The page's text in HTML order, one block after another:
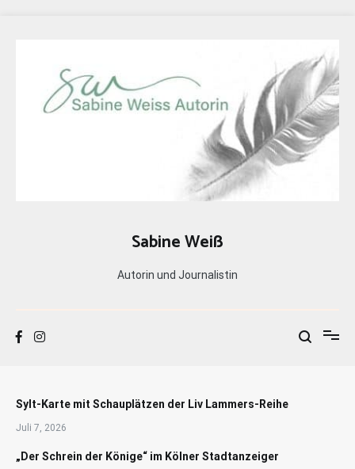
Sabine Weiß
Autorin und Journalistin
Sylt-Karte mit Schauplätzen der Liv Lammers-Reihe
Juli 7, 2026
„Der Schrein der Könige“ im Kölner Stadtanzeiger